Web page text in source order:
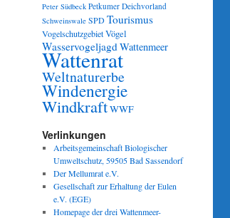
Peter Südbeck Petkumer Deichvorland
Schweinswale SPDTourismus
VogelschutzgebietVögel
WasservogeljagdWattenmeer
Wattenrat
Weltnaturerbe
Windenergie
WindkraftWWF
Verlinkungen
Arbeitsgemeinschaft Biologischer
Umweltschutz, 59505 Bad Sassendorf
Der Mellumrat e.V.
Gesellschaft zur Erhaltung der Eulen
e.V. (EGE)
Homepage der drei Wattenmeer-